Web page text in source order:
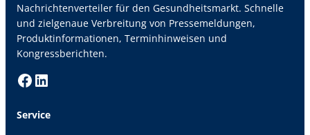
Nachrichtenverteiler für den Gesundheitsmarkt. Schnelle
und zielgenaue Verbreitung von Pressemeldungen,
Produktinformationen, Terminhinweisen und
Kongressberichten.
Facebook LinkedIn
Service